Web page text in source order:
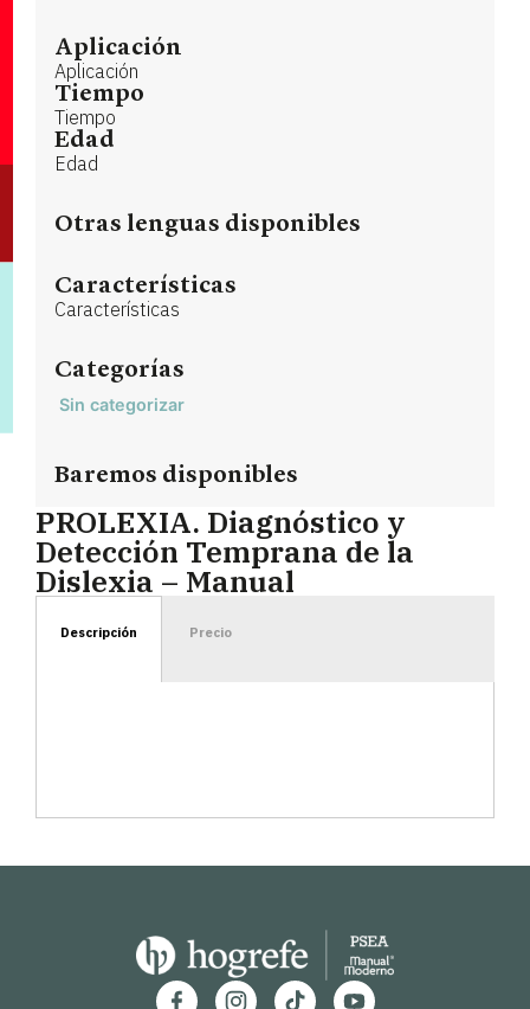
Aplicación
Aplicación
Tiempo
Tiempo
Edad
Edad
Otras lenguas disponibles
Características
Características
Categorías
Sin categorizar
Baremos disponibles
PROLEXIA. Diagnóstico y
Detección Temprana de la
Dislexia – Manual
Descripción Precio